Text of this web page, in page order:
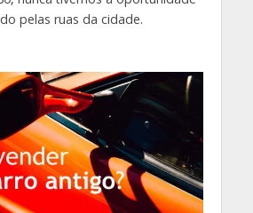
pelas ruas da cidade.